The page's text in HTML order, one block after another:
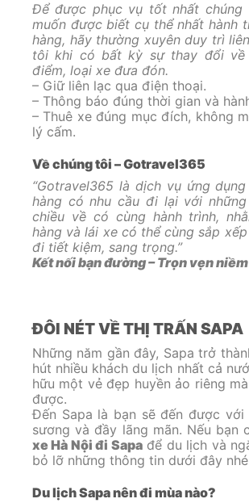
Để được phục vụ tốt nhất chúng
muốn được biết cụ thể nhất hành
hàng, hãy thường xuyên duy trì
tôi khi có bất kỳ sự thay đổi về
điểm, loại xe đưa đón.
– Giữ liên lạc qua điện thoại.
– Thông báo đúng thời gian và
– Thuê xe đúng mục đích, không
lý cấm.
Về chúng tôi – Gotravel365
“Gotravel365 là dịch vụ ứng
hàng có nhu cầu đi lại với
chiều về có cùng hành trình,
hàng và lái xe có thể cùng sắp
đi tiết kiệm, sang trọng.”
Kết nối bạn đường – Trọn vẹn
ĐÔI NÉT VỀ THỊ TRẤN SAPA
Những năm gần đây, Sapa trở
hút nhiều khách du lịch nhất cả
hữu một vẻ đẹp huyền ảo riêng
được.
Đến Sapa là bạn sẽ đến được với
sương và đầy lãng mãn. Nếu bạn
xe Hà Nội đi Sapađể du lịch và
bỏ lỡ những thông tin dưới đây
Du lịch Sapa nên đi mùa nào?